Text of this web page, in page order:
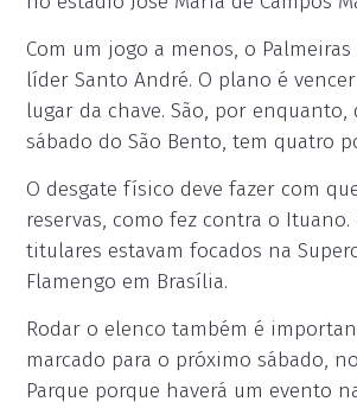
Com um jogo a menos, o
líder Santo André. O plano é
lugar da chave. São, por
sábado do São Bento, tem quatro
O desgate físico deve fazer com
reservas, como fez contra o
titulares estavam focados na
Flamengo em Brasília.
Rodar o elenco também é
marcado para o próximo sábado,
Parque porque haverá um evento